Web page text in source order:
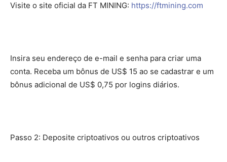
Visite o site oficial da FT MINING: https://ftmining.com
Insira seu endereço de e-mail e senha para criar uma
conta. Receba um bônus de US$ 15 ao se cadastrar e um
bônus adicional de US$ 0,75 por logins diários.
Passo 2: Deposite criptoativos ou outros criptoativos